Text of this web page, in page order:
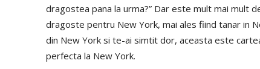
dragostea pana la urma?” Dar este mult mai mult
dragoste pentru New York, mai ales fiind tanar in
din New York si te-ai simtit dor, aceasta este
perfecta la New York.